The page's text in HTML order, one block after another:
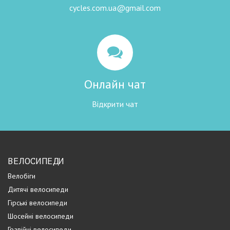
cycles.com.ua@gmail.com
Онлайн чат
Відкрити чат
ВЕЛОСИПЕДИ
Велобіги
Дитячі велосипеди
Гірські велосипеди
Шосейні велосипеди